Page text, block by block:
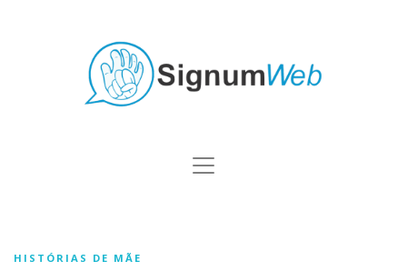
HISTÓRIAS DE MÃE